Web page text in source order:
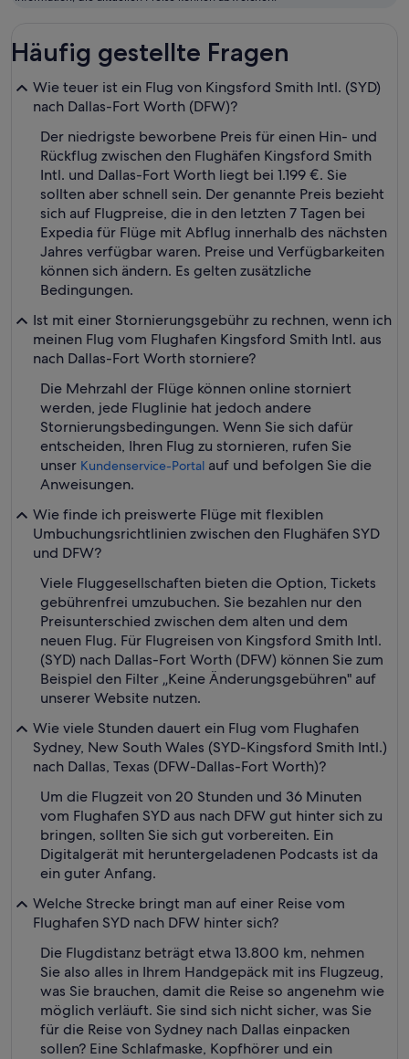
Häufig gestellte Fragen
Wie teuer ist ein Flug von Kingsford Smith Intl. (SYD)
nach Dallas-Fort Worth (DFW)?
Der niedrigste beworbene Preis für einen Hin- und
Rückflug zwischen den Flughäfen Kingsford Smith
Intl. und Dallas-Fort Worth liegt bei 1.199 €. Sie
sollten aber schnell sein. Der genannte Preis bezieht
sich auf Flugpreise, die in den letzten 7 Tagen bei
Expedia für Flüge mit Abflug innerhalb des nächsten
Jahres verfügbar waren. Preise und Verfügbarkeiten
können sich ändern. Es gelten zusätzliche
Bedingungen.
Ist mit einer Stornierungsgebühr zu rechnen, wenn ich
meinen Flug vom Flughafen Kingsford Smith Intl. aus
nach Dallas-Fort Worth storniere?
Die Mehrzahl der Flüge können online storniert
werden, jede Fluglinie hat jedoch andere
Stornierungsbedingungen. Wenn Sie sich dafür
entscheiden, Ihren Flug zu stornieren, rufen Sie
unser Kundenservice-Portal auf und befolgen Sie die
Anweisungen.
Wie finde ich preiswerte Flüge mit flexiblen
Umbuchungsrichtlinien zwischen den Flughäfen SYD
und DFW?
Viele Fluggesellschaften bieten die Option, Tickets
gebührenfrei umzubuchen. Sie bezahlen nur den
Preisunterschied zwischen dem alten und dem
neuen Flug. Für Flugreisen von Kingsford Smith Intl.
(SYD) nach Dallas-Fort Worth (DFW) können Sie zum
Beispiel den Filter „Keine Änderungsgebühren" auf
unserer Website nutzen.
Wie viele Stunden dauert ein Flug vom Flughafen
Sydney, New South Wales (SYD-Kingsford Smith Intl.)
nach Dallas, Texas (DFW-Dallas-Fort Worth)?
Um die Flugzeit von 20 Stunden und 36 Minuten
vom Flughafen SYD aus nach DFW gut hinter sich zu
bringen, sollten Sie sich gut vorbereiten. Ein
Digitalgerät mit heruntergeladenen Podcasts ist da
ein guter Anfang.
Welche Strecke bringt man auf einer Reise vom
Flughafen SYD nach DFW hinter sich?
Die Flugdistanz beträgt etwa 13.800 km, nehmen
Sie also alles in Ihrem Handgepäck mit ins Flugzeug,
was Sie brauchen, damit die Reise so angenehm wie
möglich verläuft. Sie sind sich nicht sicher, was Sie
für die Reise von Sydney nach Dallas einpacken
sollen? Eine Schlafmaske, Kopfhörer und ein